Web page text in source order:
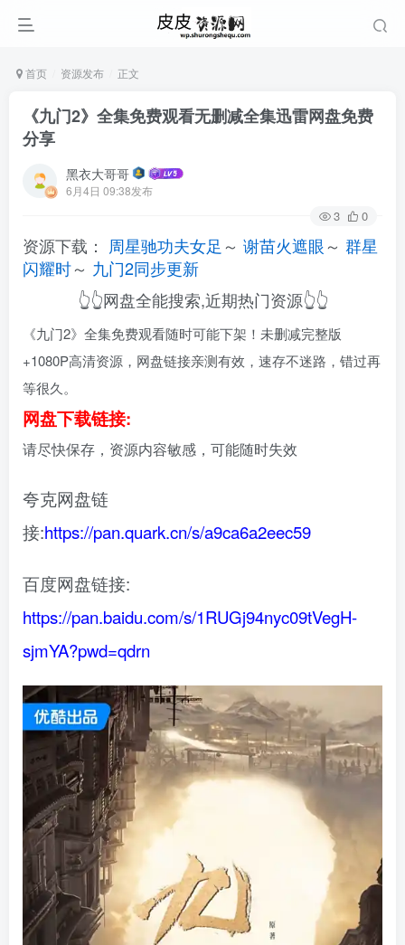
首页 资源发布 正文
《九门2》全集免费观看无删减全集迅雷网盘免费
分享
黑衣大哥哥
6月4日 09:38发布
3 0
资源下载： 周星驰功夫女足 ～ 谢苗火遮眼～ 群星
闪耀时～ 九门2同步更新
👆👆网盘全能搜索,近期热门资源👆👆
《九门2》全集免费观看随时可能下架！未删减完整版
+1080P高清资源，网盘链接亲测有效，速存不迷路，错过再
等很久。
网盘下载链接:
请尽快保存，资源内容敏感，可能随时失效
夸克网盘链
接:https://pan.quark.cn/s/a9ca6a2eec59
百度网盘链接:
https://pan.baidu.com/s/1RUGj94nyc09tVegH-
sjmYA?pwd=qdrn